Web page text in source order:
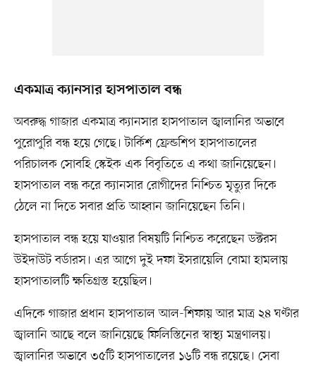
একমাত্র ক্যানসার হাসপাতাল বন্ধ
অবরুদ্ধ গাজার একমাত্র ক্যানসার হাসপাতাল জ্বালানির অভাবে
পুরোপুরি বন্ধ হয়ে গেছে। টার্কিশ ফ্রেন্ডশিপ হাসপাতালের
পরিচালক সোবহি স্কেইক এক বিবৃতিতে এ কথা জানিয়েছেন।
হাসপাতাল বন্ধ করে ক্যানসার রোগীদের নিশ্চিত মৃত্যুর দিকে
ঠেলে না দিতে সবার প্রতি আহ্বান জানিয়েছেন তিনি।
হাসপাতাল বন্ধ হয়ে যাওয়ার বিষয়টি নিশ্চিত করেছেন ডক্টরস
উইদাউট বর্ডারস। এর আগে দুই দফা ইসরায়েলি বোমা হামলায়
হাসপাতালটি ক্ষতিগ্রস্ত হয়েছিল।
এদিকে গাজার প্রধান হাসপাতাল আল-শিফায় আর মাত্র ২৪ ঘণ্টার
জ্বালানি আছে বলে জানিয়েছে ফিলিস্তিনের স্বাস্থ্য মন্ত্রণালয়।
জ্বালানির অভাবে ৩৫টি হাসপাতালের ১৬টি বন্ধ রয়েছে। সেবা